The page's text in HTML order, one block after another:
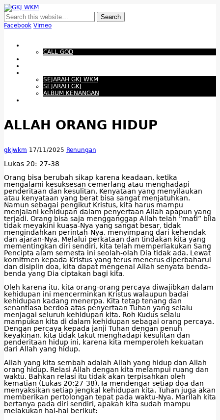
Membangun Gereja Kokoh melalui Pelayanan Holistik, Teknologi, dan
Budaya Apresiatif
Facebook Vimeo
CALL GOD
SEJARAH GKJ WKM
SEJARAH GKJ
ALBUM KENANGAN
ALLAH ORANG HIDUP
gkjwkm 17/11/2025 Renungan
Lukas 20: 27-38
Orang bisa berubah sikap karena keadaan, ketika
mengalami kesuksesan cemerlang atau menghadapi
penderitaan dan kesulitan. Kenyataan yang menyilaukan
atau kenyataan yang berat bisa sangat menjatuhkan.
Namun sebagai pengikut Kristus, kita harus mampu
menjalani kehidupan dalam penyertaan Allah apapun yang
terjadi. Orang bisa saja mengganggap Allah telah “mati” bila
tidak meyakini kuasa-Nya yang sangat besar, tidak
mengindahkan perintah-Nya, menyimpang dari kehendak
dan ajaran-Nya. Melalui perkataan dan tindakan kita yang
mementingkan diri sendiri, kita telah memperlakukan Sang
Pencipta alam semesta ini seolah-olah Dia tidak ada. Lewat
komitmen kepada Kristus yang terus menerus diperbaharui
dan disiplin doa, kita dapat mengenal Allah senyata benda-
benda yang Dia ciptakan bagi kita.
Oleh karena itu, kita orang-orang percaya diwajibkan dalam
kehidupan ini mencerminkan Kristus walaupun badai
kehidupan kadang menerpa. Kita tetap tenang dan
senantiasa berdoa atas penyertaan Tuhan yang selalu
menjagai seluruh kehidupan kita. Roh Kudus selalu
mampukan kita di dalam kehidupan sebagai orang percaya.
Dengan percaya kepada janji Tuhan dengan penuh
keyakinan, kita tidak takut menghadapi kesulitan dan
penderitaan hidup ini, karena kita memperoleh kekuatan
dari Allah yang hidup.
Allah yang kita sembah adalah Allah yang hidup dan Allah
orang hidup. Relasi Allah dengan kita melampui ruang dan
waktu. Bahkan relasi itu tidak akan terpisahkan oleh
kematian (Lukas 20:27-38). Ia mendengar setiap doa dan
menyaksikan setiap jengkal kehidupan kita. Tuhan juga akan
memberikan pertolongan tepat pada waktu-Nya. Marilah kita
bertanya pada diri sendiri, apakah kita sudah mampu
melakukan hal-hal berikut: